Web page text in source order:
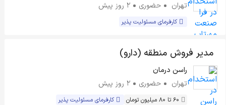
تهران
حضوری 2 روز پیش
کارفرمای مسئولیت پذیر
مدیر فروش منطقه (دارو)
راسن درمان
تهران
حضوری 2 روز پیش
60 تا 80 میلیون تومان کارفرمای مسئولیت پذیر